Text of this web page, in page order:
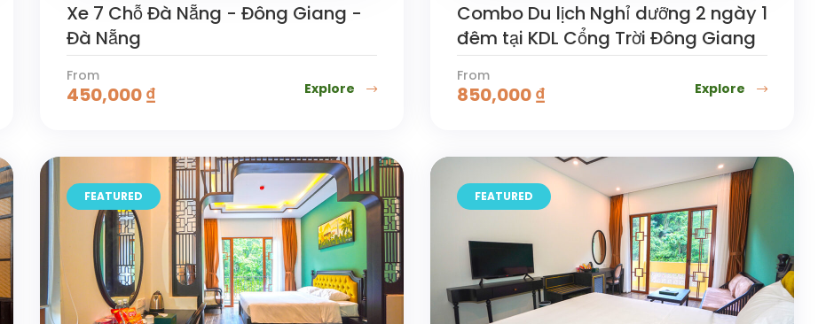
Xe 7 Chỗ Đà Nẵng - Đông Giang -
Đà Nẵng
From
450,000₫ Explore
Combo Du lịch Nghỉ dưỡng 2 ngày 1
đêm tại KDL Cổng Trời Đông Giang
From
850,000₫ Explore
FEATURED FEATURED